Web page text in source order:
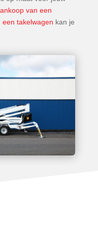
van een
een takelwagen kan je